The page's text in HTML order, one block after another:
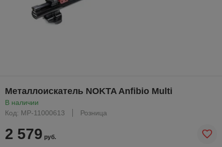
Металлоискатель NOKTA Anfibio Multi
В наличии
Код: MP-11000613
Розница
2 579 руб.